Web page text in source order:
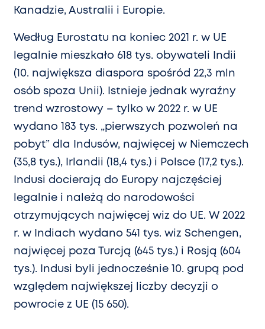
Kanadzie, Australii i Europie.
Według Eurostatu na koniec 2021 r. w UE
legalnie mieszkało 618 tys. obywateli Indii
(10. największa diaspora spośród 22,3 mln
osób spoza Unii). Istnieje jednak wyraźny
trend wzrostowy – tylko w 2022 r. w UE
wydano 183 tys. „pierwszych pozwoleń na
pobyt” dla Indusów, najwięcej w Niemczech
(35,8 tys.), Irlandii (18,4 tys.) i Polsce (17,2 tys.).
Indusi docierają do Europy najczęściej
legalnie i należą do narodowości
otrzymujących najwięcej wiz do UE. W 2022
r. w Indiach wydano 541 tys. wiz Schengen,
najwięcej poza Turcją (645 tys.) i Rosją (604
tys.). Indusi byli jednocześnie 10. grupą pod
względem największej liczby decyzji o
powrocie z UE (15 650).